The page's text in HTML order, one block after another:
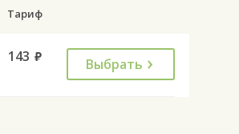
Тариф
143 руб. Выбрать